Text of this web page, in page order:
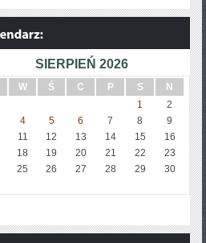
SIERPIEŃ 2026
W Ś C P S
N
1
2
4 5 6 7 8
9
11 12 13 14 15
16
18 19 20 21 22
23
25 26 27 28 29
30